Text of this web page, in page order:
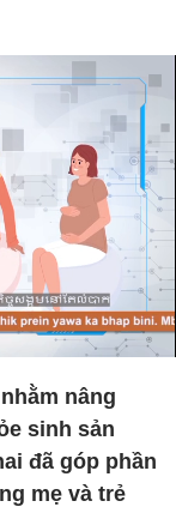
nâng
sinh sản
đã góp phần
mẹ và trẻ